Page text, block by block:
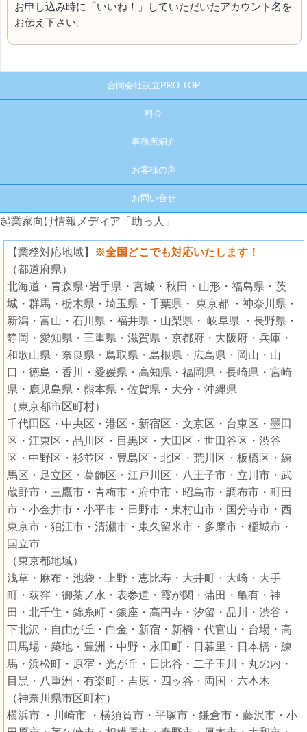
お申し込み時に「いいね！」していただいたアカウント名を
お伝え下さい。
合同会社設立PRO TOP
料金
事務所紹介
お客様の声
お問い合せ
起業家向け情報メディア「助っ人」
【業務対応地域】
※全国どこでも対応いたします！
（都道府県）
北海道・青森県･岩手県・宮城・秋田・山形・福島県・茨
城・群馬・栃木県・埼玉県・千葉県・ 東京都 ・神奈川県・
新潟・富山・石川県・福井県・山梨県・ 岐阜県 ・長野県・
静岡・愛知県・三重県・滋賀県・京都府・大阪府・兵庫・
和歌山県・奈良県・鳥取県・島根県・広島県・岡山・山
口・徳島・香川・愛媛県・高知県・福岡県・長崎県・宮崎
県・鹿児島県・熊本県・佐賀県・大分・沖縄県
（東京都市区町村）
千代田区・中央区・港区・新宿区・文京区・台東区・墨田
区・江東区・品川区・目黒区・大田区・世田谷区・渋谷
区・中野区・杉並区・豊島区・北区・荒川区・板橋区・練
馬区・足立区・葛飾区・江戸川区・八王子市・立川市・武
蔵野市・三鷹市・青梅市・府中市・昭島市・調布市・町田
市・小金井市・小平市・日野市・東村山市・国分寺市・西
東京市・狛江市・清瀬市・東久留米市・多摩市・稲城市・
国立市
（東京都地域）
浅草・麻布・池袋・上野・恵比寿・大井町・大崎・大手
町・荻窪・御茶ノ水・表参道・霞が関・蒲田・亀有・神
田・北千住・錦糸町・銀座・高円寺・汐留・品川・渋谷・
下北沢・自由が丘・白金・新宿・新橋・代官山・台場・高
田馬場・築地・豊洲・中野・永田町・日暮里・日本橋・練
馬・浜松町・原宿・光が丘・日比谷・二子玉川・丸の内・
目黒・八重洲・有楽町・吉原・四ッ谷・両国・六本木
（神奈川県市区町村）
横浜市 ・川崎市 ・横須賀市・平塚市・鎌倉市・藤沢市・小